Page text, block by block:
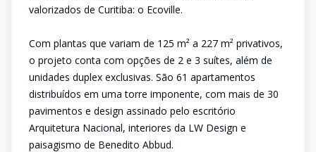
valorizados de Curitiba: o Ecoville.
Com plantas que variam de 125 m² a 227 m² privativos,
o projeto conta com opções de 2 e 3 suítes, além de
unidades duplex exclusivas. São 61 apartamentos
distribuídos em uma torre imponente, com mais de 30
pavimentos e design assinado pelo escritório
Arquitetura Nacional, interiores da LW Design e
paisagismo de Benedito Abbud.